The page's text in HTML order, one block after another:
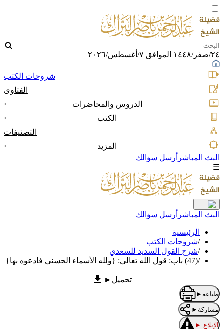
٢٤/صفر/١٤٤٨ الموافق ٧/أغسطس/٢٠٢٦
شروحات الكتب
الفتاوى
الدروس والمحاضرات
‹
الكتب
‹
التصنيفات
المزيد
‹
البث المباشر أرسل سؤالك
☰
البث المباشر أرسل سؤالك
الرئيسية
/شروحات الكتب
/شرح القول السديد للسعدي
/(47) باب: قول الله تعالى: {ولله الأسماء الحسنى فادعوه بها}
تحميل ►
طباعة ►
مشاركة ►
الإبلاغ ►